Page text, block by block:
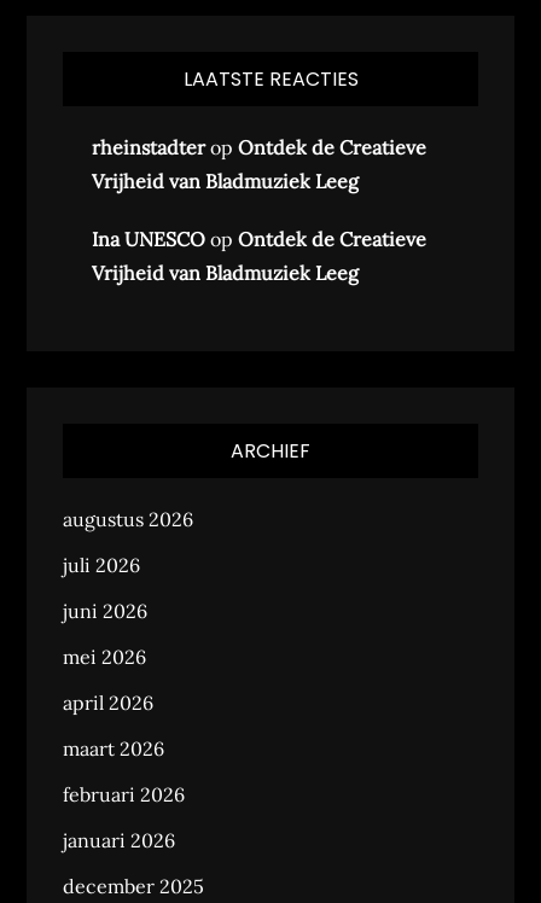
LAATSTE REACTIES
rheinstadteropOntdek de Creatieve
Vrijheid van Bladmuziek Leeg
Ina UNESCO opOntdek de Creatieve
Vrijheid van Bladmuziek Leeg
ARCHIEF
augustus 2026
juli 2026
juni 2026
mei 2026
april 2026
maart 2026
februari 2026
januari 2026
december 2025